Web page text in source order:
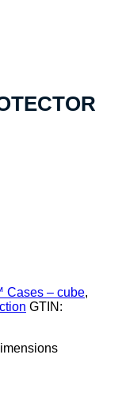
Cases – cube,
GTIN: